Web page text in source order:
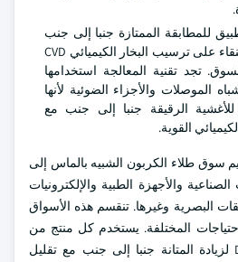
للمطابقة الممتازة جنبا إلى جنب
مع الطلاءات عالية النقاء على ترسيب البخار الكيميائي CVD
تجد تقنية المعالجة استخدامها
الموصلات والأجزاء الضوئية لأنها
الرقيقة جنبا إلى جنب مع
القوية.
سوق طلاء الكربون الشبيه بالماس إلى
والأجهزة الطبية والإلكترونيات
البصرية وغيرها. تنقسم هذه الأسواق
المختلفة. يستخدم كل منتج من
هذه المنتجات طلاءات DLC لزيادة المتانة جنبا إلى جنب مع تقليل